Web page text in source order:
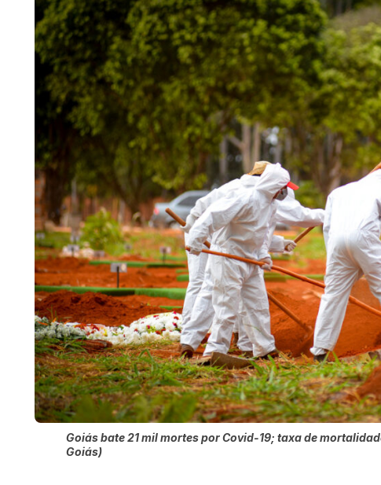
Goiás bate 21 mil mortes por Covid-19; taxa de
Goiás)